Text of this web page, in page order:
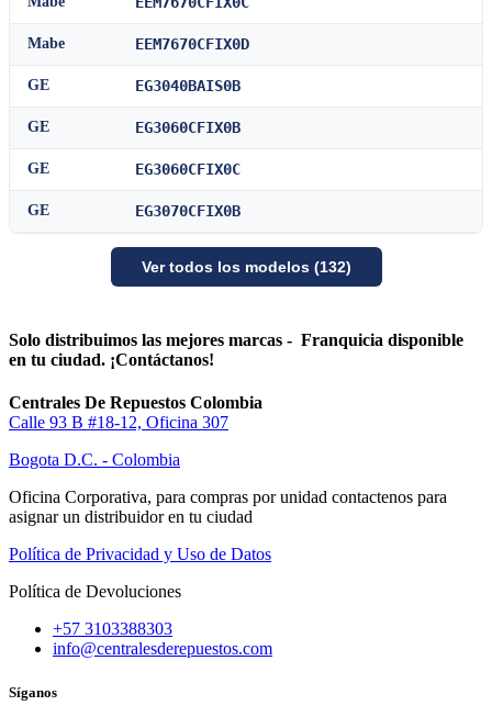
Mabe EEM7670CFIX0D
GE EG3040BAIS0B
GE EG3060CFIX0B
GE EG3060CFIX0C
GE EG3070CFIX0B
Ver todos los modelos (132)
Solo distribuimos las mejores marcas - Franquicia disponible
en tu ciudad. ¡Contáctanos!
Centrales De Repuestos Colombia
Calle 93 B #18-12, Oficina 307
Bogota D.C. - Colombia
Oficina Corporativa, para compras por unidad contactenos para
asignar un distribuidor en tu ciudad
Política de Privacidad y Uso de Datos
Política de Devoluciones
+57 3103388303
info@centralesderepuestos.com
Síganos